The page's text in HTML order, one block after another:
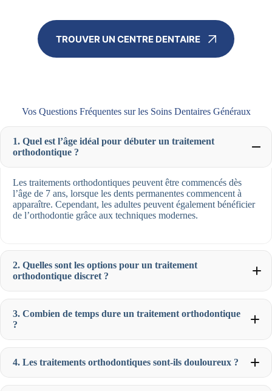
TROUVER UN CENTRE DENTAIRE
Vos Questions Fréquentes sur les Soins Dentaires Généraux
1. Quel est l’âge idéal pour débuter un traitement
orthodontique ?
Les traitements orthodontiques peuvent être commencés dès
l’âge de 7 ans, lorsque les dents permanentes commencent à
apparaître. Cependant, les adultes peuvent également bénéficier
de l’orthodontie grâce aux techniques modernes.
2. Quelles sont les options pour un traitement
orthodontique discret ?
3. Combien de temps dure un traitement orthodontique
?
4. Les traitements orthodontiques sont-ils douloureux ?